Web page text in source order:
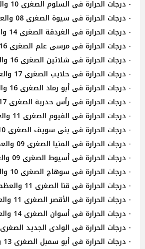
- درجات الحرارة فى السلوم الصغرى 10 والعظمى 19
- درجات الحرارة فى سيوة الصغرى 08 والعظمى 20
- درجات الحرارة فى الغردقة الصغرى 14 والعظمى 24
- درجات الحرارة فى مرسى علم الصغرى 16 والعظمى 25
- درجات الحرارة فى شلاتين الصغرى 16 والعظمى 27
- درجات الحرارة فى حلايب الصغرى 17 والعظمى 25
- درجات الحرارة فى أبو رماد الصغرى 16 والعظمى 26
- درجات الحرارة فى رأس حدربة الصغرى 17 والعظمى 25
- درجات الحرارة فى الفيوم الصغرى 11 والعظمى 22
- درجات الحرارة فى بنى سويف الصغرى 10 والعظمى 22
- درجات الحرارة فى المنيا الصغرى 09 والعظمى 23
- درجات الحرارة فى أسيوط الصغرى 09 والعظمى 23
- درجات الحرارة فى سوهاج الصغرى 10 والعظمى 24
- درجات الحرارة فى قنا الصغرى 11 والعظمى 27
- درجات الحرارة فى الأقصر الصغرى 11 والعظمى 27
- درجات الحرارة فى أسوان الصغرى 14 والعظمى 28
- درجات الحرارة فى الوادى الجديد الصغرى 10 والعظمى 26
- درجات الحرارة فى أبو سمبل الصغرى 13 والعظمى 27